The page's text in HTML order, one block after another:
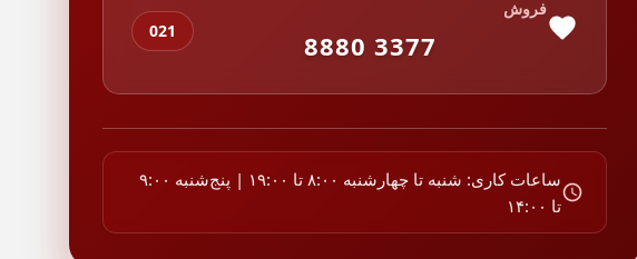
فروش
8880 3377
021
ساعات کاری: شنبه تا چهارشنبه ۸:۰۰ تا ۱۹:۰۰ | پنج‌شنبه ۹:۰۰
تا ۱۴:۰۰